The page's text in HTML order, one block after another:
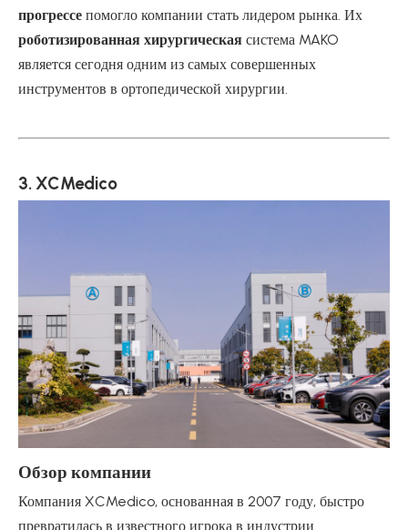
прогрессе помогло компании стать лидером рынка. Их
роботизированная хирургическая система MAKO
является сегодня одним из самых совершенных
инструментов в ортопедической хирургии.
3. XCMedico
Обзор компании
Компания XCMedico, основанная в 2007 году, быстро
превратилась в известного игрока в индустрии